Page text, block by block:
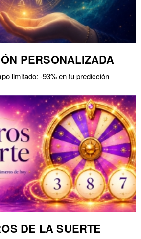
PERSONALIZADA
limitado: -93% en tu predicción
DE LA SUERTE